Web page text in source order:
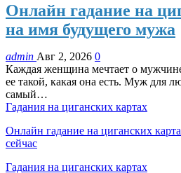
Онлайн гадание на
на имя будущего мужа
admin Авг 2, 2026 0
Каждая женщина мечтает о
ее такой, какая она есть. Муж
самый…
Гадания на циганских картах
Онлайн гадание на циганских
сейчас
Гадания на циганских картах